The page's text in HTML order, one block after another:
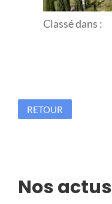
Classé dans :
RETOUR
Nos actus